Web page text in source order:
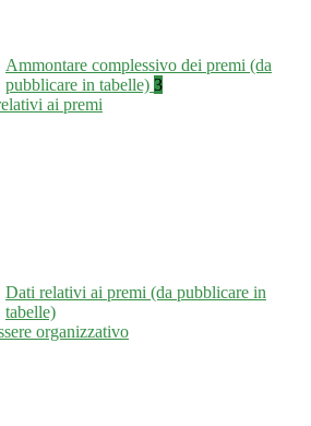
Ammontare complessivo dei premi (da
pubblicare in tabelle) 3
ai premi
Dati relativi ai premi (da pubblicare in
tabelle)
organizzativo